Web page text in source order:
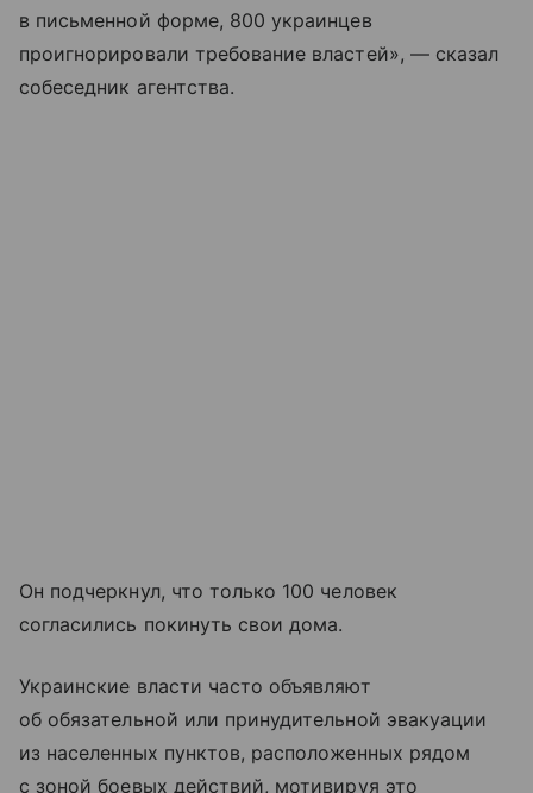
в письменной форме, 800 украинцев
проигнорировали требование властей», — сказал
собеседник агентства.
Он подчеркнул, что только 100 человек
согласились покинуть свои дома.
Украинские власти часто объявляют
об обязательной или принудительной эвакуации
из населенных пунктов, расположенных рядом
с зоной боевых действий, мотивируя это